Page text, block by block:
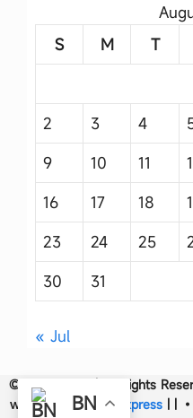
S
M T
2
3 4
9
10 11
16
17 18
23
24 25
30
31
« Jul
© 2017- 2026 | All Rights
withBangla News Express | | •
BN